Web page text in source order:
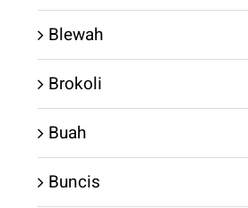
Blewah
Brokoli
Buah
Buncis